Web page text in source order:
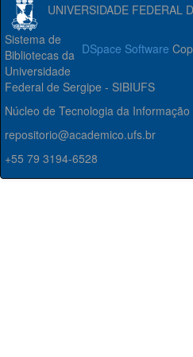
UNIVERSIDADE FEDERAL
DSpace Software
Sistema de
Bibliotecas da
Universidade
Federal de Sergipe - SIBIUFS
Núcleo de Tecnologia da Informação
repositorio@academico.ufs.br
+55 79 3194-6528